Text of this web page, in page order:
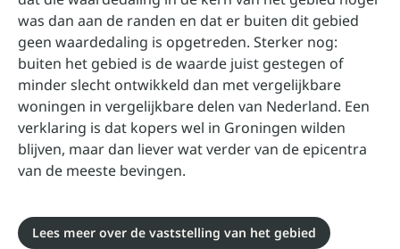
was dan aan de randen en dat er buiten dit gebied
geen waardedaling is opgetreden. Sterker nog:
buiten het gebied is de waarde juist gestegen of
minder slecht ontwikkeld dan met vergelijkbare
woningen in vergelijkbare delen van Nederland. Een
verklaring is dat kopers wel in Groningen wilden
blijven, maar dan liever wat verder van de epicentra
van de meeste bevingen.
Lees meer over de vaststelling van het gebied